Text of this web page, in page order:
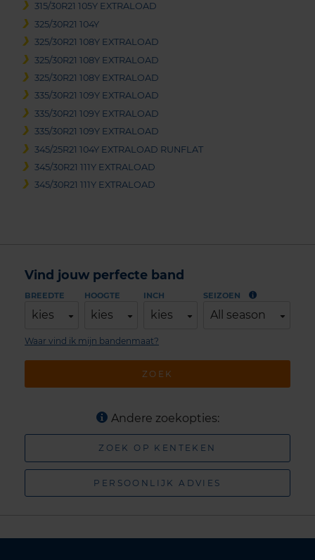
315/30R21 105Y EXTRALOAD
325/30R21 104Y
325/30R21 108Y EXTRALOAD
325/30R21 108Y EXTRALOAD
325/30R21 108Y EXTRALOAD
335/30R21 109Y EXTRALOAD
335/30R21 109Y EXTRALOAD
335/30R21 109Y EXTRALOAD
345/25R21 104Y EXTRALOAD RUNFLAT
345/30R21 111Y EXTRALOAD
345/30R21 111Y EXTRALOAD
Vind jouw perfecte band
BREEDTE
kies
HOOGTE
kies
INCH
kies
SEIZOEN
All season
ZOEK
Waar vind ik mijn bandenmaat?
Andere zoekopties:
ZOEK OP KENTEKEN
PERSOONLIJK ADVIES